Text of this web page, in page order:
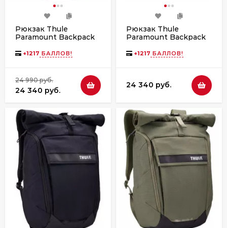
Рюкзак Thule
Paramount Backpack
Black
+1217 БАЛЛОВ!
24 990 руб.
24 340 руб.
Рюкзак Thule
Paramount Backpack
+1217 БАЛЛОВ!
24 340 руб.